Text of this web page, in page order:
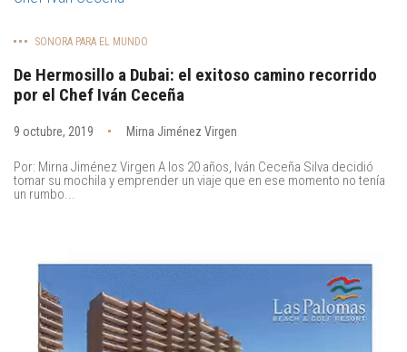
SONORA PARA EL MUNDO
De Hermosillo a Dubai: el exitoso camino recorrido
por el Chef Iván Ceceña
9 octubre, 2019 Mirna Jiménez Virgen
Por: Mirna Jiménez Virgen A los 20 años, Iván Ceceña Silva decidió
tomar su mochila y emprender un viaje que en ese momento no tenía
un rumbo...